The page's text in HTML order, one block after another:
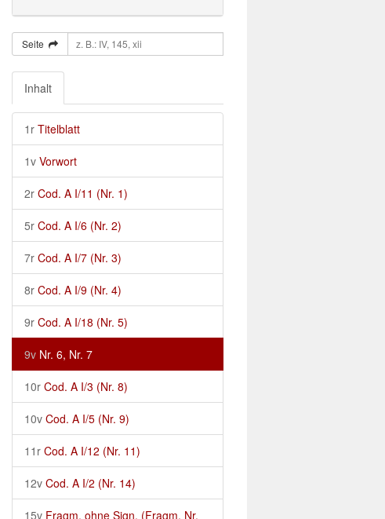
Seite
Inhalt
1r Titelblatt
1v Vorwort
2r Cod. A I/11 (Nr. 1)
5r Cod. A I/6 (Nr. 2)
7r Cod. A I/7 (Nr. 3)
8r Cod. A I/9 (Nr. 4)
9r Cod. A I/18 (Nr. 5)
9v Nr. 6, Nr. 7
10r Cod. A I/3 (Nr. 8)
10v Cod. A I/5 (Nr. 9)
11r Cod. A I/12 (Nr. 11)
12v Cod. A I/2 (Nr. 14)
15v Fragm. ohne Sign. (Fragm. Nr.